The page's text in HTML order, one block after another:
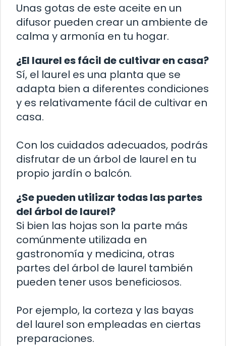
Unas gotas de este aceite en un
difusor pueden crear un ambiente de
calma y armonía en tu hogar.
¿El laurel es fácil de cultivar en casa?
Sí, el laurel es una planta que se
adapta bien a diferentes condiciones
y es relativamente fácil de cultivar en
casa.
Con los cuidados adecuados, podrás
disfrutar de un árbol de laurel en tu
propio jardín o balcón.
¿Se pueden utilizar todas las partes
del árbol de laurel?
Si bien las hojas son la parte más
comúnmente utilizada en
gastronomía y medicina, otras
partes del árbol de laurel también
pueden tener usos beneficiosos.
Por ejemplo, la corteza y las bayas
del laurel son empleadas en ciertas
preparaciones.